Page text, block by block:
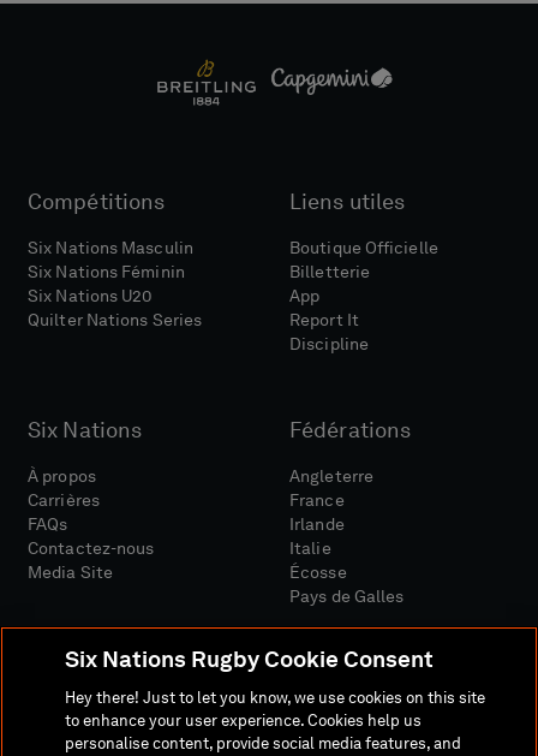
Compétitions
Six Nations Masculin
Six Nations Féminin
Six Nations U20
Quilter Nations Series
Liens utiles
Boutique Officielle
Billetterie
App
Report It
Discipline
Six Nations
À propos
Carrières
FAQs
Contactez-nous
Media Site
Fédérations
Angleterre
France
Irlande
Italie
Écosse
Pays de Galles
Six Nations Rugby Cookie Consent
Hey there! Just to let you know, we use cookies on this site
to enhance your user experience. Cookies help us
personalise content, provide social media features, and